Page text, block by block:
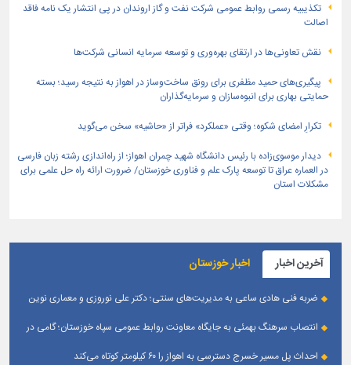
تكذیبیه رسمی روابط عمومی شركت نفت و گاز اروندان در پی انتشار یک نامه فاقد
اصالت
نقش تعاونی‌ها در ارتقای بهره‌وری و توسعه سرمایه انسانی شرکت‌ها
پیگیری‌های حمید مظفری برای رونق ساخت‌وساز در اهواز به نتیجه رسید؛ بسته
حمایتی بهاری برای انبوه‌سازان و سرمایه‌گذاران
تکرارِ امضای شکوه؛ وقتی «عملکرد» فراتر از «حاشیه» سخن می‌گوید
دیدار موسوی‌زاده با رئیس دانشگاه شهید چمران اهواز؛ از راه‌اندازی رشته زبان فارسی
در العماره عراق تا توسعه پارک علم و فناوری خوزستان/ ضرورت ارائه راه حل علمی برای
مشکلات استان
آخرین اخبار اخبار خوزستان
ضربه فنی هادی ساعی به مدیریت‌های سنتی؛ دکتر علی نوروزی و معماری نوین
انتصاب سرهنگ بهمئی به جایگاه معاونت روابط عمومی سپاه خوزستان؛ گامی در
احداث پل مسیر خسرج دسترسی به اهواز را ۶۰ کیلومتر کوتاه می‌کند